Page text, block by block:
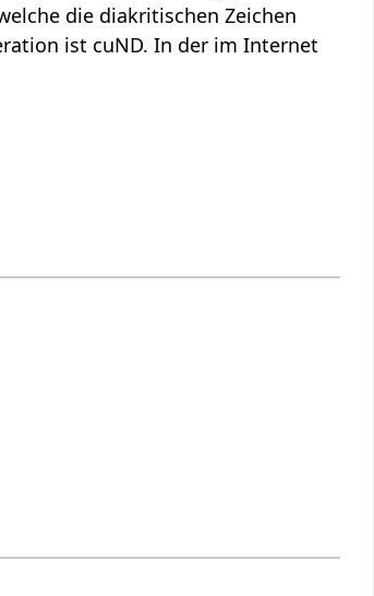
die diakritischen Zeichen
ist cuND. In der im Internet